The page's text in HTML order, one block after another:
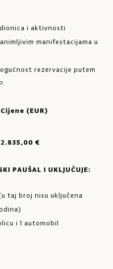
i aktivnosti
manifestacijama u
rezervacije putem
Cijene (EUR)
2.835,00 €
PAUŠAL I UKLJUČUJE:
taj broj nisu uključena
i 1 automobil